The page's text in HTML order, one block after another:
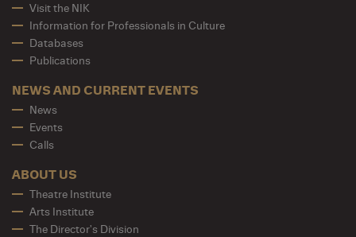
Visit the NIK
Information for Professionals in Culture
Databases
Publications
NEWS AND CURRENT EVENTS
News
Events
Calls
ABOUT US
Theatre Institute
Arts Institute
The Director's Division